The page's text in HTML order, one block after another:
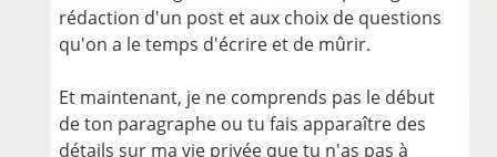
rédaction d'un post et aux choix de questions
qu'on a le temps d'écrire et de mûrir.
Et maintenant, je ne comprends pas le début
de ton paragraphe ou tu fais apparaître des
détails sur ma vie privée que tu n'as pas à